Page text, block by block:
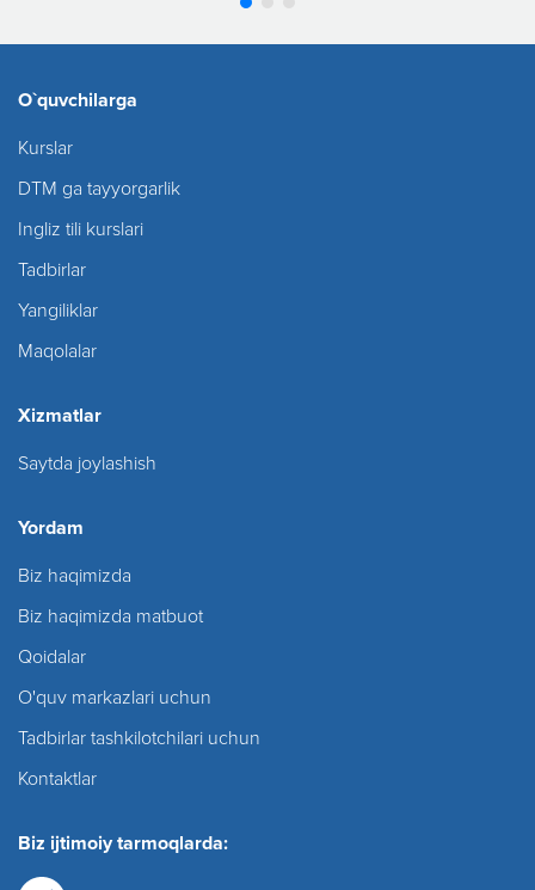
O`quvchilarga
Kurslar
DTM ga tayyorgarlik
Ingliz tili kurslari
Tadbirlar
Yangiliklar
Maqolalar
Xizmatlar
Saytda joylashish
Yordam
Biz haqimizda
Biz haqimizda matbuot
Qoidalar
O'quv markazlari uchun
Tadbirlar tashkilotchilari uchun
Kontaktlar
Biz ijtimoiy tarmoqlarda: